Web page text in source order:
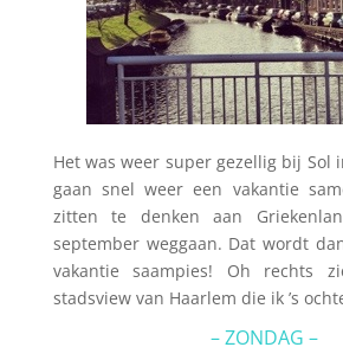
Het was weer super gezellig bij Sol
gaan snel weer een vakantie
zitten te denken aan
september weggaan. Dat wordt
vakantie saampies! Oh rechts
stadsview van Haarlem die ik ’s
– ZONDAG –